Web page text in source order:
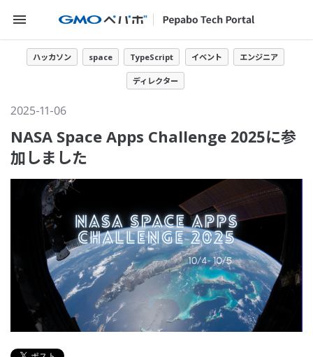
メニューを開く
ハッカソン space TypeScript イベント エンジニア
ディレクター
2025-11-06
NASA Space Apps Challenge 2025に参
加しました